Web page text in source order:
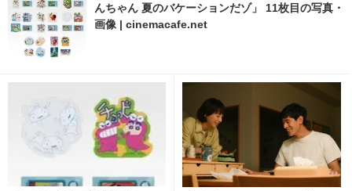
んちゃん 夏のバケーションだゾ」 11枚目の写真・
画像 | cinemacafe.net